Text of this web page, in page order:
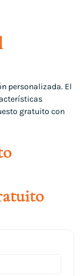
personalizada. El
gratuito con